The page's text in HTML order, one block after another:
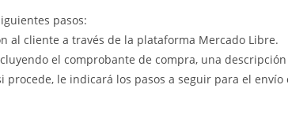
pasos:
al cliente a través de la plataforma Mercado Libre.
el comprobante de compra, una
procede, le indicará los pasos a seguir para el